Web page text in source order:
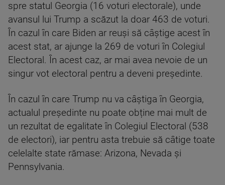
spre statul Georgia (16 voturi electorale), unde
avansul lui Trump a scăzut la doar 463 de voturi.
În cazul în care Biden ar reuși să câștige acest în
acest stat, ar ajunge la 269 de voturi în Colegiul
Electoral. În acest caz, ar mai avea nevoie de un
singur vot electoral pentru a deveni președinte.
În cazul în care Trump nu va câștiga în Georgia,
actualul președinte nu poate obține mai mult de
un rezultat de egalitate în Colegiul Electoral (538
de electori), iar pentru asta trebuie să câtige toate
celelalte state rămase: Arizona, Nevada și
Pennsylvania.